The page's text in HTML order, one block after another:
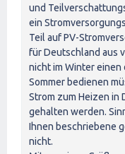
und
ein
Teil auf PV-
für Deutschland aus
nicht im Winter einen
Sommer bedienen
Strom zum Heizen in
gehalten werden.
Ihnen beschriebene
nicht.